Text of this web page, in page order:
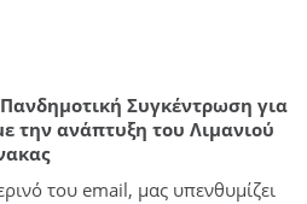
Συγκέντρωση για
την ανάπτυξη του Λιμανιού
του email, μας υπενθυμίζει